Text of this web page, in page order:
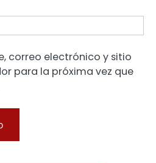
correo electrónico y sitio
para la próxima vez que